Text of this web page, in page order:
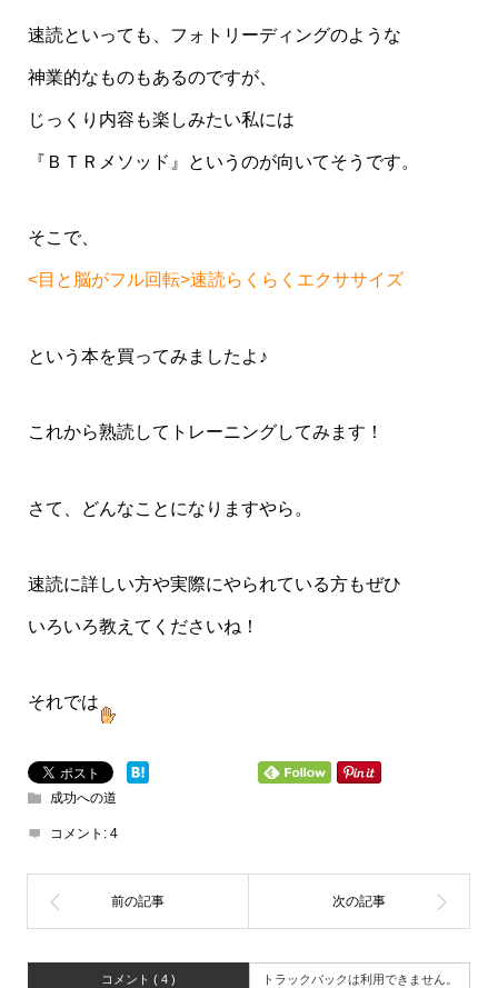
速読といっても、フォトリーディングのような
神業的なものもあるのですが、
じっくり内容も楽しみたい私には
『ＢＴＲメソッド』というのが向いてそうです。
そこで、
<目と脳がフル回転>速読らくらくエクササイズ
という本を買ってみましたよ♪
これから熟読してトレーニングしてみます！
さて、どんなことになりますやら。
速読に詳しい方や実際にやられている方もぜひ
いろいろ教えてくださいね！
それでは
成功への道
コメント: 4
コメント ( 4 ) トラックバックは利用できません。